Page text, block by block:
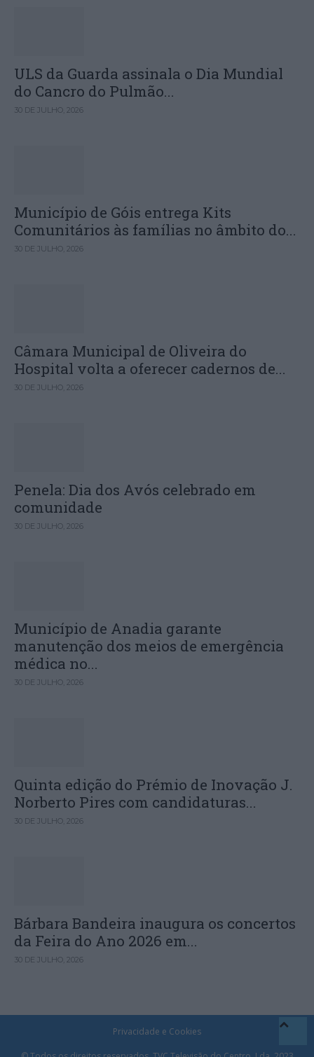
ULS da Guarda assinala o Dia Mundial
do Cancro do Pulmão...
30 DE JULHO, 2026
Município de Góis entrega Kits
Comunitários às famílias no âmbito do...
30 DE JULHO, 2026
Câmara Municipal de Oliveira do
Hospital volta a oferecer cadernos de...
30 DE JULHO, 2026
Penela: Dia dos Avós celebrado em
comunidade
30 DE JULHO, 2026
Município de Anadia garante
manutenção dos meios de emergência
médica no...
30 DE JULHO, 2026
Quinta edição do Prémio de Inovação J.
Norberto Pires com candidaturas...
30 DE JULHO, 2026
Bárbara Bandeira inaugura os concertos
da Feira do Ano 2026 em...
30 DE JULHO, 2026
Privacidade e Cookies